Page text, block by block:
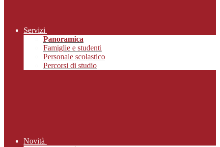
Servizi
Panoramica
Famiglie e studenti
Personale scolastico
Percorsi di studio
Novità